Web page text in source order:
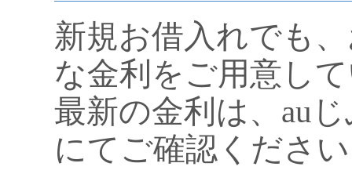
新規お借入れでも
な金利をご用意し
最新の金利は、au
にてご確認くださ